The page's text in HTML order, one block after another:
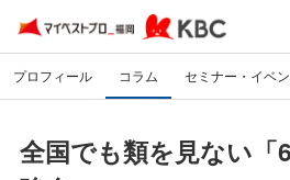
プロフィール コラム セミナー・イベ
全国でも類を見ない「